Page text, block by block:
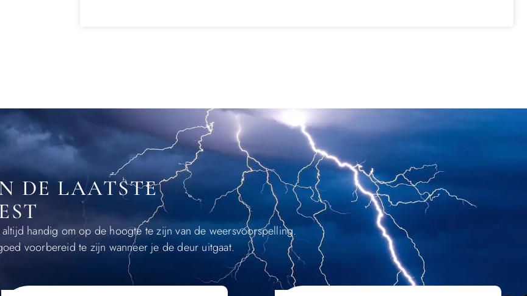
DE LAATSTE
handig om op de hoogte te zijn van de weersvoorspelling.
voorbereid te zijn wanneer je de deur uitgaat.